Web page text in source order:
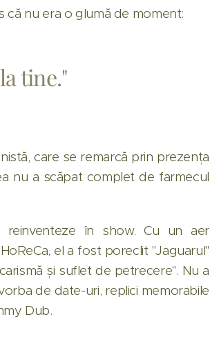
că nu era o glumă de moment:
tine."
care se remarcă prin prezența
nu a scăpat complet de farmecul
în show. Cu un aer
el a fost poreclit "Jaguarul"
și suflet de petrecere". Nu a
de date-uri, replici memorabile
Dub.